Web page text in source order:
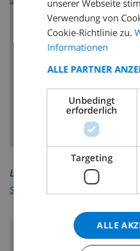
Lesen Sie mehr über:
Spanien
Umgebung
unserer Webseite
Verwendung von
Cookie-Richtlinie zu.
Informationen
ALLE PARTNER
Unbedingt
erforderlich
Targeting
ALLE